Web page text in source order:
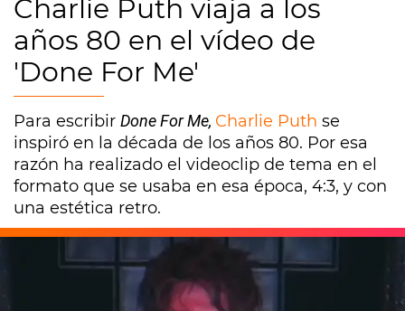
Charlie Puth viaja a los
años 80 en el vídeo de
'Done For Me'
Para escribir Done For Me, Charlie Puth se
inspiró en la década de los años 80. Por esa
razón ha realizado el videoclip de tema en el
formato que se usaba en esa época, 4:3, y con
una estética retro.